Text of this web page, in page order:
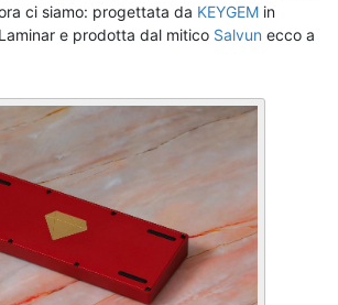
ci siamo: progettata da KEYGEMin
e prodotta dal mitico Salvun ecco a